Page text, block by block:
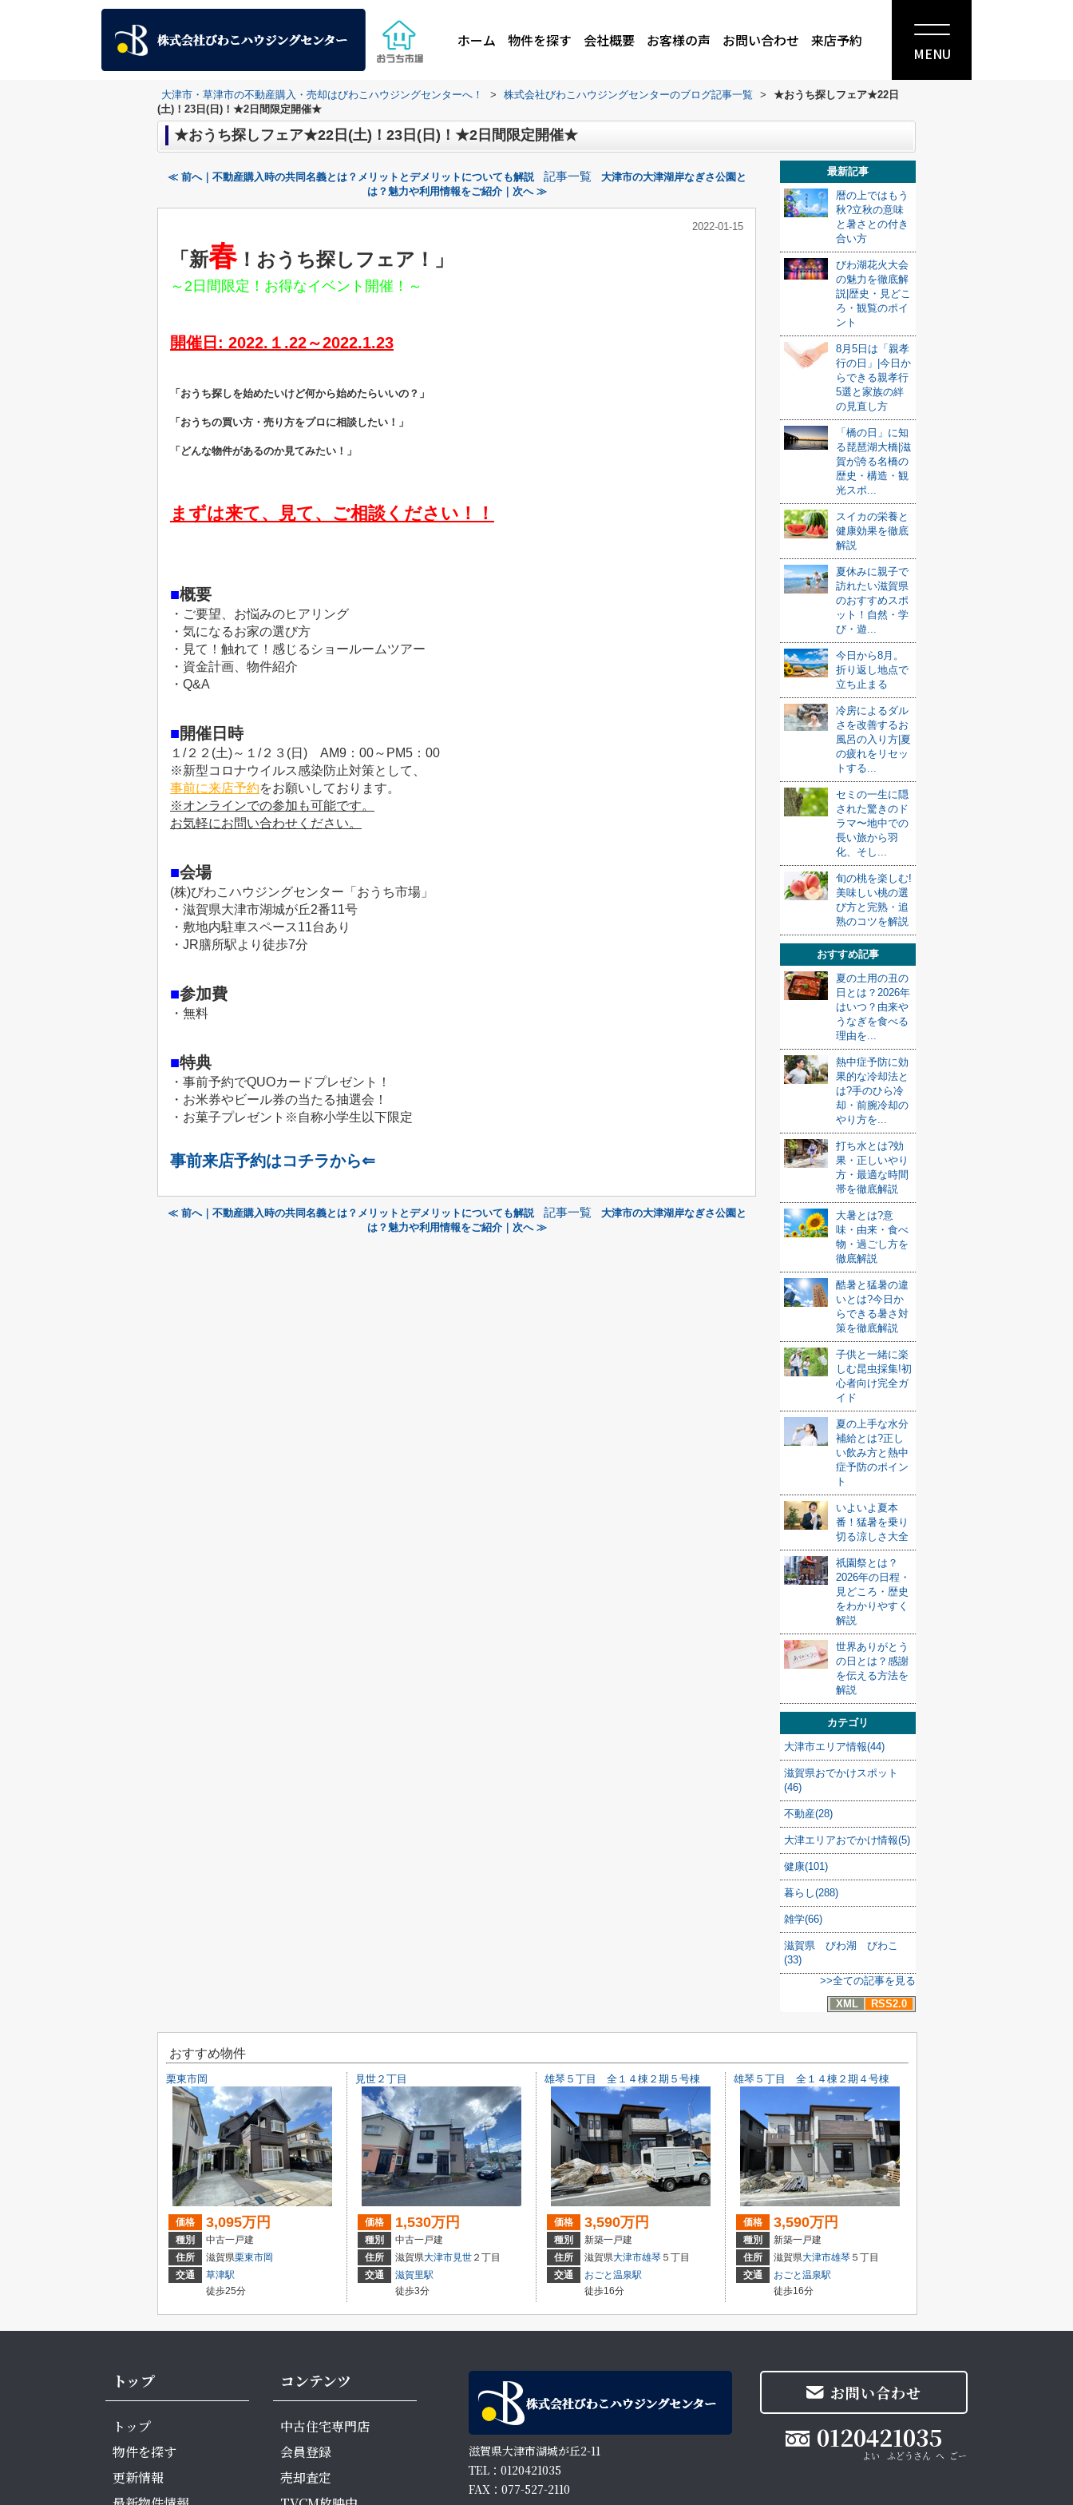
ホーム 物件を探す 会社概要 お客様の声 お問い合わせ 来店予約
MENU
大津市・草津市の不動産購入・売却はびわこハウジングセンターへ！ > 株式会社びわこハウジングセンターのブログ記事一覧 >
★おうち探しフェア★22日
(土)！23日(日)！★2日間限定開催★
★おうち探しフェア★22日(土)！23日(日)！★2日間限定開催★
≪ 前へ｜不動産購入時の共同名義とは？メリットとデメリットについても解説 記事一覧
大津市の大津湖岸なぎさ公園と
は？魅力や利用情報をご紹介｜次へ ≫
2022-01-15
「新春！おうち探しフェア！ 」
～2日間限定！お得なイベント開催！～
開催日: 2022.１.22～2022.1.23
「おうち探しを始めたいけど何から始めたらいいの？」
「おうちの買い方・売り方をプロに相談したい！」
「どんな物件があるのか見てみたい！」
まずは来て、見て、ご相談ください！！
■概要
・ご要望、お悩みのヒアリング
・気になるお家の選び方
・見て！触れて！感じるショールームツアー
・資金計画、物件紹介
・Q&A
■開催日時
１/２２(土)～１/２３(日) AM9：00～PM5：00
※新型コロナウイルス感染防止対策として、
事前に来店予約をお願いしております。
※オンラインでの参加も可能です。
お気軽にお問い合わせください。
■会場
(株)びわこハウジングセンター「おうち市場」
・滋賀県大津市湖城が丘2番11号
・敷地内駐車スペース11台あり
・JR膳所駅より徒歩7分
■参加費
・無料
■特典
・事前予約でQUOカードプレゼント！
・お米券やビール券の当たる抽選会！
・お菓子プレゼント※自称小学生以下限定
事前来店予約はコチラから⇐
≪ 前へ｜不動産購入時の共同名義とは？メリットとデメリットについても解説 記事一覧
大津市の大津湖岸なぎさ公園と
は？魅力や利用情報をご紹介｜次へ ≫
最新記事
暦の上ではもう
秋?立秋の意味
と暑さとの付き
合い方
びわ湖花火大会
の魅力を徹底解
説|歴史・見どこ
ろ・観覧のポイ
ント
8月5日は「親孝
行の日」|今日か
らできる親孝行
5選と家族の絆
の見直し方
「橋の日」に知
る琵琶湖大橋|滋
賀が誇る名橋の
歴史・構造・観
光スポ...
スイカの栄養と
健康効果を徹底
解説
夏休みに親子で
訪れたい滋賀県
のおすすめスポ
ット！自然・学
び・遊...
今日から8月。
折り返し地点で
立ち止まる
冷房によるダル
さを改善するお
風呂の入り方|夏
の疲れをリセッ
トする...
セミの一生に隠
された驚きのド
ラマ〜地中での
長い旅から羽
化、そし...
旬の桃を楽しむ!
美味しい桃の選
び方と完熟・追
熟のコツを解説
おすすめ記事
夏の土用の丑の
日とは？2026年
はいつ？由来や
うなぎを食べる
理由を...
熱中症予防に効
果的な冷却法と
は?手のひら冷
却・前腕冷却の
やり方を...
打ち水とは?効
果・正しいやり
方・最適な時間
帯を徹底解説
大暑とは?意
味・由来・食べ
物・過ごし方を
徹底解説
酷暑と猛暑の違
いとは?今日か
らできる暑さ対
策を徹底解説
子供と一緒に楽
しむ昆虫採集!初
心者向け完全ガ
イド
夏の上手な水分
補給とは?正し
い飲み方と熱中
症予防のポイン
ト
いよいよ夏本
番！猛暑を乗り
切る涼しさ大全
祇園祭とは？
2026年の日程・
見どころ・歴史
をわかりやすく
解説
世界ありがとう
の日とは？感謝
を伝える方法を
解説
カテゴリ
大津市エリア情報(44)
滋賀県おでかけスポット
(46)
不動産(28)
大津エリアおでかけ情報(5)
健康(101)
暮らし(288)
雑学(66)
滋賀県 びわ湖 びわこ
(33)
>>全ての記事を見る
XML
RSS2.0
おすすめ物件
栗東市岡
価格 3,095万円
種別
中古一戸建
住所
滋賀県栗東市岡
交通
草津駅
徒歩25分
見世２丁目
価格 1,530万円
種別
中古一戸建
住所
滋賀県大津市見世 ２丁目
交通
滋賀里駅
徒歩3分
雄琴５丁目 全１４棟２期５号棟
価格 3,590万円
種別
新築一戸建
住所
滋賀県大津市雄琴 ５丁目
交通
おごと温泉駅
徒歩16分
雄琴５丁目 全１４棟２期４号棟
価格 3,590万円
種別
新築一戸建
住所
滋賀県大津市雄琴 ５丁目
交通
おごと温泉駅
徒歩16分
トップ
トップ
物件を探す
更新情報
コンテンツ
中古住宅専門店
会員登録
売却査定
滋賀県大津市湖城が丘2-11
TEL：0120421035
FAX：077-527-2110
お問い合わせ
0120421035